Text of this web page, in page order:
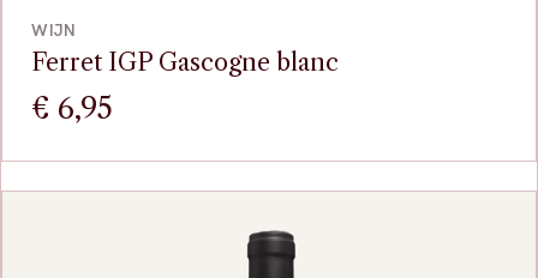
WIJN
Ferret IGP Gascogne blanc
€ 6,95